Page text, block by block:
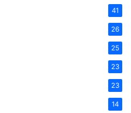
41
26
25
23
23
14